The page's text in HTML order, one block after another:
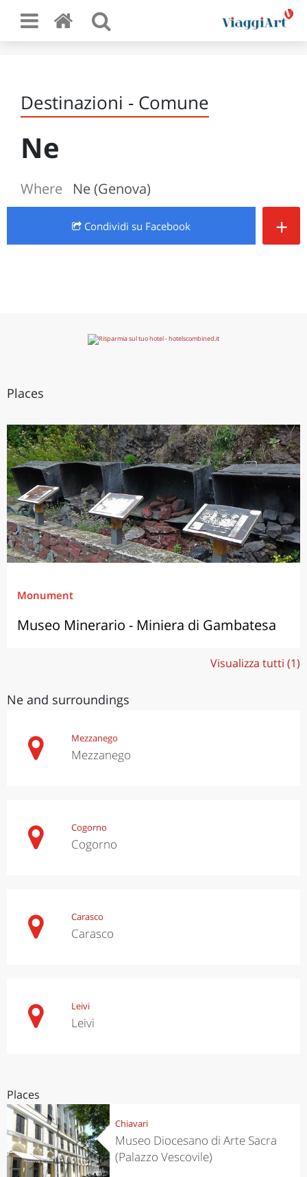
Destinazioni - Comune
Ne
Where Ne (Genova)
Condividi su Facebook +
Places
Monument
Museo Minerario - Miniera di Gambatesa
Visualizza tutti (1)
Ne and surroundings
Mezzanego
Mezzanego
Cogorno
Cogorno
Carasco
Carasco
Leivi
Leivi
Places
Chiavari
Museo Diocesano di Arte Sacra
(Palazzo Vescovile)